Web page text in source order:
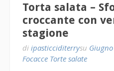
Torta salata –
croccante con
stagione
di ipasticciditerrysu
Focacce Torte salate